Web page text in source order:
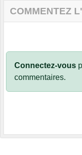
COMMENTEZ
Connectez-vous
commentaires.